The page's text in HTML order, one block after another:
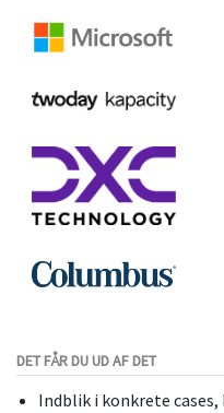
DET FÅR DU UD AF DET
Indblik i konkrete